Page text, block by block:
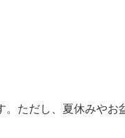
。ただし、夏休みやお